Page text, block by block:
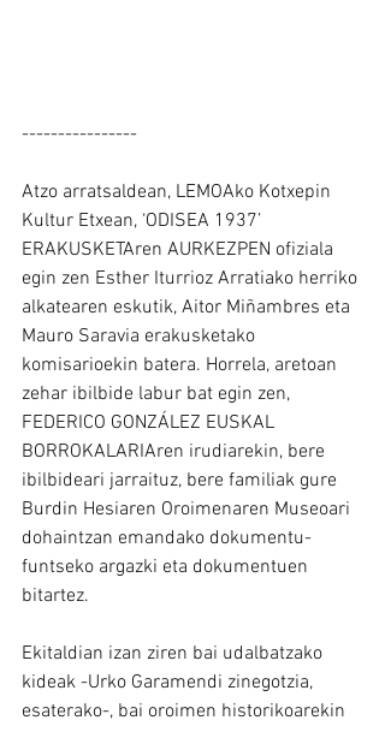
----------------
Atzo arratsaldean, LEMOAko Kotxepin
Kultur Etxean, ‘ODISEA 1937’
ERAKUSKETAren AURKEZPEN ofiziala
egin zen Esther Iturrioz Arratiako herriko
alkatearen eskutik, Aitor Miñambres eta
Mauro Saravia erakusketako
komisarioekin batera. Horrela, aretoan
zehar ibilbide labur bat egin zen,
FEDERICO GONZÁLEZ EUSKAL
BORROKALARIAren irudiarekin, bere
ibilbideari jarraituz, bere familiak gure
Burdin Hesiaren Oroimenaren Museoari
dohaintzan emandako dokumentu-
funtseko argazki eta dokumentuen
bitartez.
Ekitaldian izan ziren bai udalbatzako
kideak -Urko Garamendi zinegotzia,
esaterako-, bai oroimen historikoarekin